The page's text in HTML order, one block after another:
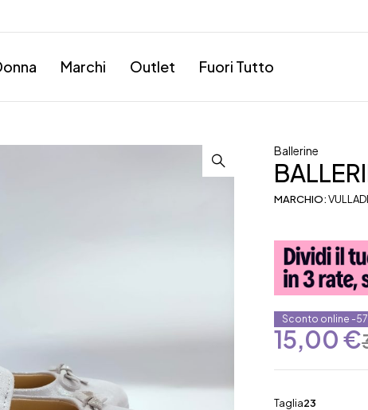
Marchi Outlet Fuori Tutto
Ballerine
MARCHIO:VULLADI
Sconto online -
15,00€
Taglia23